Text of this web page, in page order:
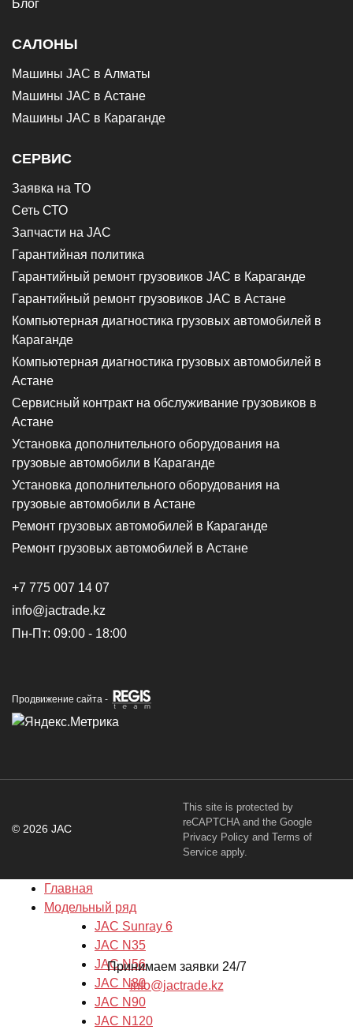
Блог
САЛОНЫ
Машины JAC в Алматы
Машины JAC в Астане
Машины JAC в Караганде
СЕРВИС
Заявка на ТО
Сеть СТО
Запчасти на JAC
Гарантийная политика
Гарантийный ремонт грузовиков JAC в Караганде
Гарантийный ремонт грузовиков JAC в Астане
Компьютерная диагностика грузовых автомобилей в
Караганде
Компьютерная диагностика грузовых автомобилей в
Астане
Сервисный контракт на обслуживание грузовиков в
Астане
Установка дополнительного оборудования на
грузовые автомобили в Караганде
Установка дополнительного оборудования на
грузовые автомобили в Астане
Ремонт грузовых автомобилей в Караганде
Ремонт грузовых автомобилей в Астане
+7 775 007 14 07
info@jactrade.kz
Пн-Пт: 09:00 - 18:00
Продвижение сайта -
© 2026 JAC
This site is protected by
reCAPTCHA and the Google
Privacy Policy and Terms of
Service apply.
Главная
Модельный ряд
JAC Sunray 6
JAC N35
JAC N56
JAC N80
JAC N90
JAC N120
Принимаем заявки 24/7
info@jactrade.kz